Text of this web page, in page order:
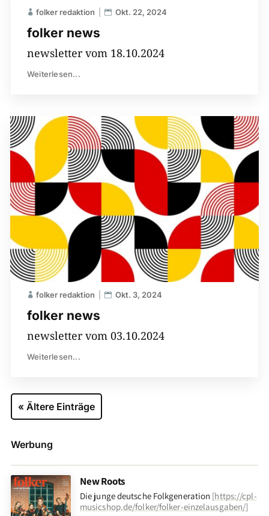
folker news
folker redaktion Okt. 22, 2024
newsletter vom 18.10.2024
Weiterlesen...
folker news
folker redaktion Okt. 3, 2024
newsletter vom 03.10.2024
Weiterlesen...
« Ältere Einträge
Werbung
New Roots
Die junge deutsche Folkgeneration [https://cpl-
musicshop.de/folker/folker-einzelausgaben/]